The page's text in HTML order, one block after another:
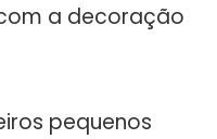
a decoração
pequenos